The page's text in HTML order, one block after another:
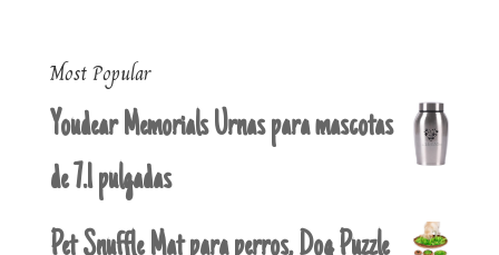
Most Popular
Youdear Memorials Urnas para mascotas
de 7.1 pulgadas